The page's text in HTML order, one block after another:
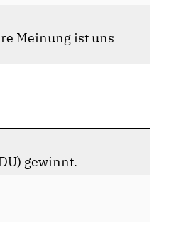
Meinung ist uns
gewinnt.